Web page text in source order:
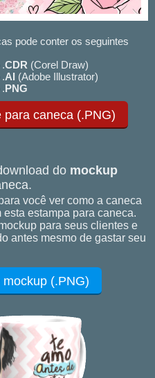
pode conter os seguintes
CDR (Corel Draw)
AI (Adobe Illustrator)
PNG
caneca (.PNG)
do mockup
você ver como a caneca
estampa para caneca.
para seus clientes e
antes mesmo de gastar seu
(.PNG)